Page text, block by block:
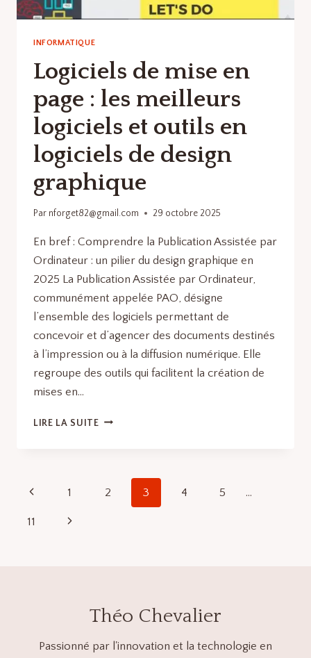
INFORMATIQUE
Logiciels de mise en
page : les meilleurs
logiciels et outils en
logiciels de design
graphique
Par nforget82@gmail.com 29 octobre 2025
En bref : Comprendre la Publication Assistée par
Ordinateur : un pilier du design graphique en
2025 La Publication Assistée par Ordinateur,
communément appelée PAO, désigne
l’ensemble des logiciels permettant de
concevoir et d’agencer des documents destinés
à l’impression ou à la diffusion numérique. Elle
regroupe des outils qui facilitent la création de
mises en…
LIRE LA SUITELOGICIELS
DE
DESIGN
GRAPHIQUE
Navigation
de
Page
précédente
1 2 3 4 5 …
11 Page
Théo Chevalier
Passionné par l'innovation et la technologie en